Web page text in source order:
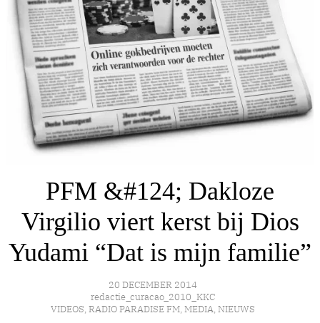
PFM &#124; Dakloze
Virgilio viert kerst bij Dios
Yudami “Dat is mijn familie”
20 DECEMBER 2014
redactie_curacao_2010_KKC
VIDEOS, RADIO PARADISE FM, MEDIA, NIEUWS